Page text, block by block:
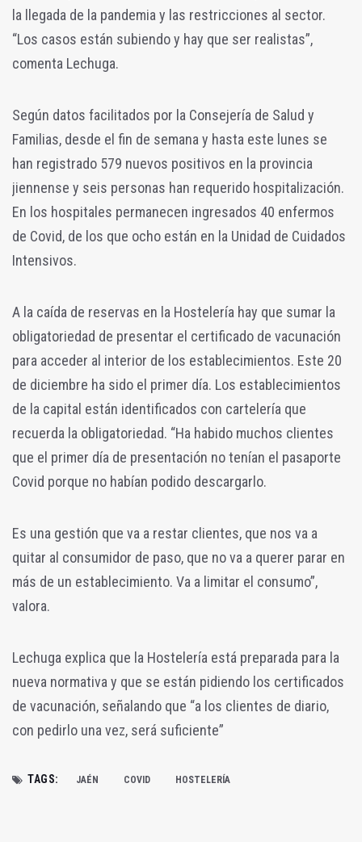
la llegada de la pandemia y las restricciones al sector.
“Los casos están subiendo y hay que ser realistas”,
comenta Lechuga.
Según datos facilitados por la Consejería de Salud y
Familias, desde el fin de semana y hasta este lunes se
han registrado 579 nuevos positivos en la provincia
jiennense y seis personas han requerido hospitalización.
En los hospitales permanecen ingresados 40 enfermos
de Covid, de los que ocho están en la Unidad de Cuidados
Intensivos.
A la caída de reservas en la Hostelería hay que sumar la
obligatoriedad de presentar el certificado de vacunación
para acceder al interior de los establecimientos. Este 20
de diciembre ha sido el primer día. Los establecimientos
de la capital están identificados con cartelería que
recuerda la obligatoriedad. “Ha habido muchos clientes
que el primer día de presentación no tenían el pasaporte
Covid porque no habían podido descargarlo.
Es una gestión que va a restar clientes, que nos va a
quitar al consumidor de paso, que no va a querer parar en
más de un establecimiento. Va a limitar el consumo”,
valora.
Lechuga explica que la Hostelería está preparada para la
nueva normativa y que se están pidiendo los certificados
de vacunación, señalando que “a los clientes de diario,
con pedirlo una vez, será suficiente”
TAGS: JAÉN COVID HOSTELERÍA